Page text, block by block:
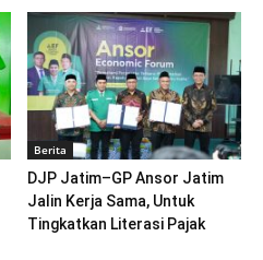
Berita
DJP Jatim–GP Ansor Jatim
Jalin Kerja Sama, Untuk
Tingkatkan Literasi Pajak